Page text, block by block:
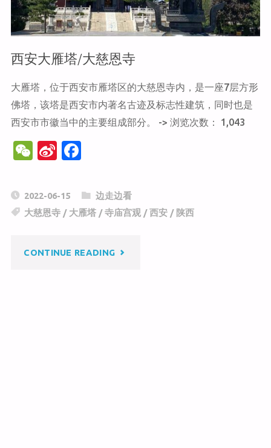
西安大雁塔/大慈恩寺
大雁塔，位于西安市雁塔区的大慈恩寺内，是一座7层方形
佛塔，该塔是西安市内著名古迹及标志性建筑，同时也是
西安市市徽当中的主要组成部分。 -> 浏览次数： 1,043
W
C
h
Si
a
W
b
c
e
o
2022-06-15
边走边看
大慈恩寺 / 大雁塔 /寺庙宫观 /西安 / 陕西
CONTINUE READING"西